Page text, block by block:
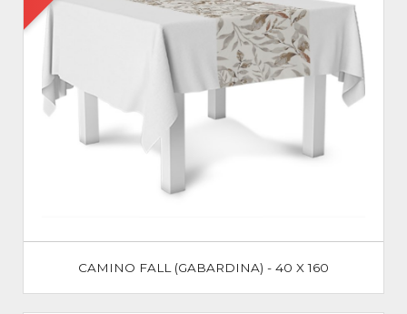
CAMINO FALL (GABARDINA) - 40 X 160